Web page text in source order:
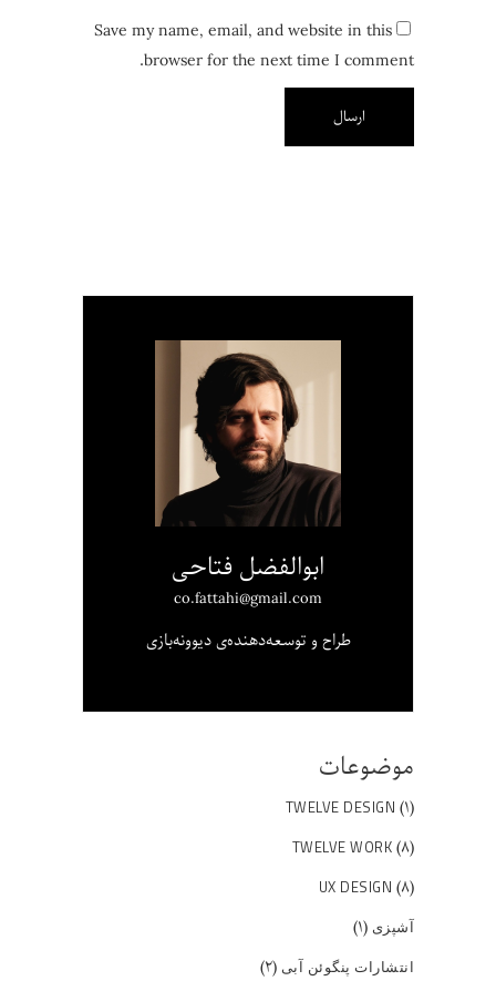
Save my name, email, and website in this
browser for the next time I comment.
ابوالفضل فتاحی
co.fattahi@gmail.com
طراح و توسعه‌دهنده‌ی دیوونه‌بازی
موضوعات
TWELVE DESIGN (۱)
TWELVE WORK (۸)
UX DESIGN (۸)
آشپزی (۱)
انتشارات پنگوئن آبی (۲)